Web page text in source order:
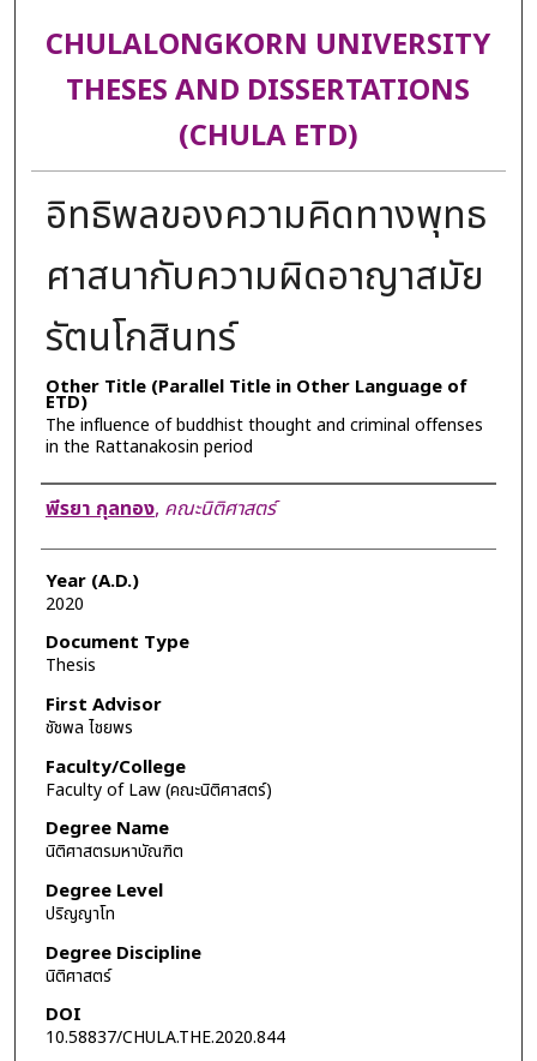
CHULALONGKORN UNIVERSITY
THESES AND DISSERTATIONS
(CHULA ETD)
อิทธิพลของความคิดทางพุทธ
ศาสนากับความผิดอาญาสมัย
รัตนโกสินทร์
Other Title (Parallel Title in Other Language of
ETD)
The influence of buddhist thought and criminal offenses
in the Rattanakosin period
Author
พีรยา กุลทอง, คณะนิติศาสตร์
Year (A.D.)
2020
Document Type
Thesis
First Advisor
ชัชพล ไชยพร
Faculty/College
Faculty of Law (คณะนิติศาสตร์)
Degree Name
นิติศาสตรมหาบัณฑิต
Degree Level
ปริญญาโท
Degree Discipline
นิติศาสตร์
DOI
10.58837/CHULA.THE.2020.844